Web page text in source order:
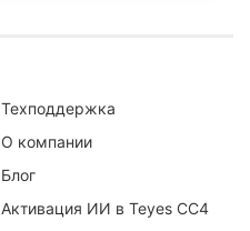
Техподдержка
О компании
Блог
Активация ИИ в Teyes CC4